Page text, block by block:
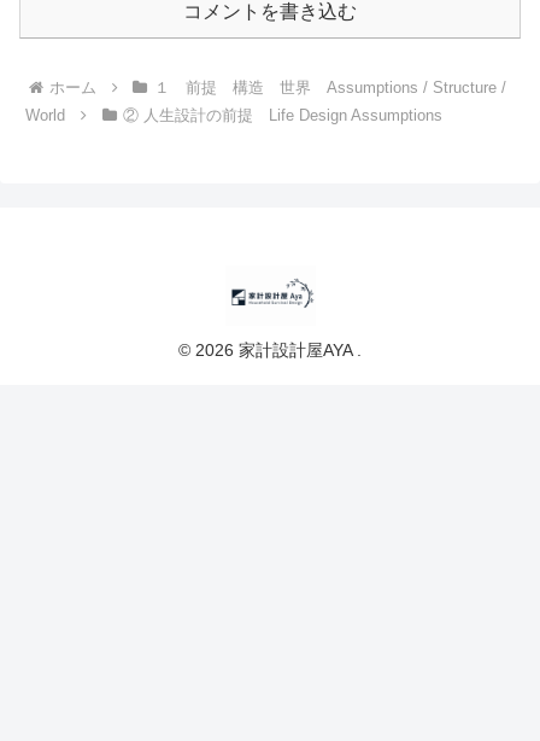
コメントを書き込む
ホーム
１ 前提 構造 世界 Assumptions / Structure /
World
② 人生設計の前提 Life Design Assumptions
© 2026 家計設計屋AYA .